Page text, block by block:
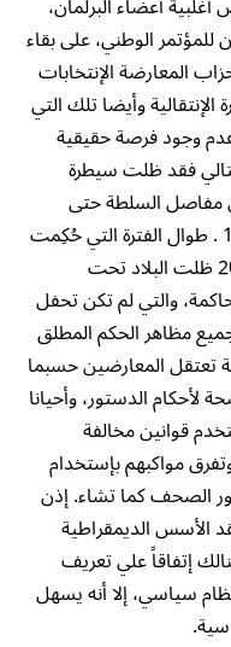
الوطني، على بقاء
المعارضة الإنتخابات
وأيضا تلك التي
بسبب عدم وجود فرصة حقيقية
فقد ظلت سيطرة
مفاصل السلطة حتى
سقوط النظام في أبريل 19 . طوال الفترة التي حُكِمت
البلاد بموجب دستور 2005 ظلت البلاد تحت
والتي لم تكن تحفل
مظاهر الحكم المطلق
تعتقل المعارضين حسبما
لأحكام الدستور، وأحيانا
قوانين مخالفة
مواكبهم بإستخدام
الصحف كما تشاء. إذن
الأسس الديمقراطية
إتفاقاً علي تعريف
سياسي، إلا أنه يسهل